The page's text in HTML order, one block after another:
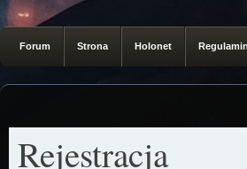
Forum Strona Holonet Regulamin
Rejestracja